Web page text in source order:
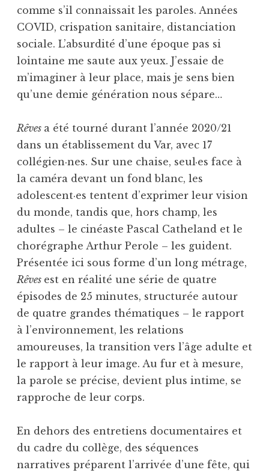
comme s’il connaissait les paroles. Années
COVID, crispation sanitaire, distanciation
sociale. L’absurdité d’une époque pas si
lointaine me saute aux yeux. J’essaie de
m’imaginer à leur place, mais je sens bien
qu’une demie génération nous sépare…
Rêves a été tourné durant l’année 2020/21
dans un établissement du Var, avec 17
collégien·nes. Sur une chaise, seul·es face à
la caméra devant un fond blanc, les
adolescent·es tentent d’exprimer leur vision
du monde, tandis que, hors champ, les
adultes – le cinéaste Pascal Catheland et le
chorégraphe Arthur Perole – les guident.
Présentée ici sous forme d’un long métrage,
Rêves est en réalité une série de quatre
épisodes de 25 minutes, structurée autour
de quatre grandes thématiques – le rapport
à l’environnement, les relations
amoureuses, la transition vers l’âge adulte et
le rapport à leur image. Au fur et à mesure,
la parole se précise, devient plus intime, se
rapproche de leur corps.
En dehors des entretiens documentaires et
du cadre du collège, des séquences
narratives préparent l’arrivée d’une fête, qui